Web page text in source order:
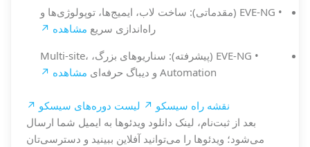
•
EVE-NG (مقدماتی): ساخت لاب، ایمیج‌ها، توپولوژی‌ها و
راه‌اندازی سریع مشاهده ↗
•
EVE-NG (پیشرفته): سناریوهای بزرگ، Multi-site،
Automation و دیباگ حرفه‌ای
مشاهده ↗
نقشه راه سیسکو ↗ لیست دوره‌های سیسکو ↗
بعد از ثبت‌نام، لینک دانلود ویدئوها به ایمیل شما ارسال
می‌شود؛ ویدئوها را می‌توانید آفلاین ببینید و دسترسی‌تان